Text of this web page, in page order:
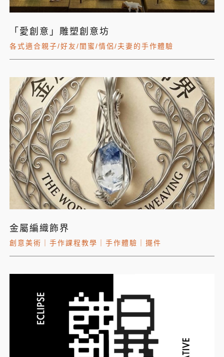
「愛創意」雕塑創意坊
各式適合親子/好友/閨蜜/情侶/夫妻的手作體驗
金屬編織飾界
創意美術 手作課程教學 手作體驗 擺件